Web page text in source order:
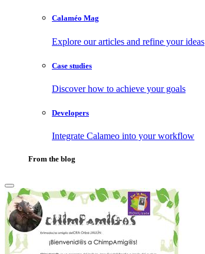
Calaméo Mag
Explore our articles and refine your ideas
Case studies
Discover how to achieve your goals
Developers
Integrate Calameo into your workflow
From the blog